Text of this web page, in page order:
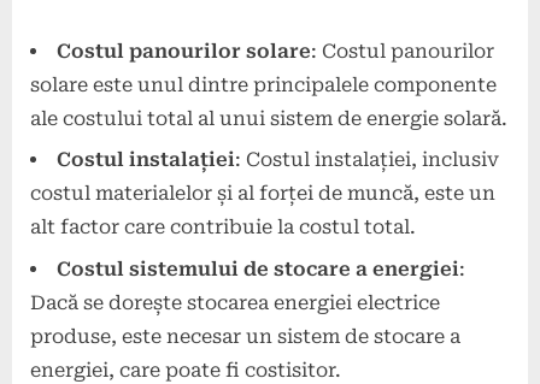
Costul panourilor solare: Costul panourilor
solare este unul dintre principalele componente
ale costului total al unui sistem de energie solară.
Costul instalației: Costul instalației, inclusiv
costul materialelor și al forței de muncă, este un
alt factor care contribuie la costul total.
Costul sistemului de stocare a energiei:
Dacă se dorește stocarea energiei electrice
produse, este necesar un sistem de stocare a
energiei, care poate fi costisitor.